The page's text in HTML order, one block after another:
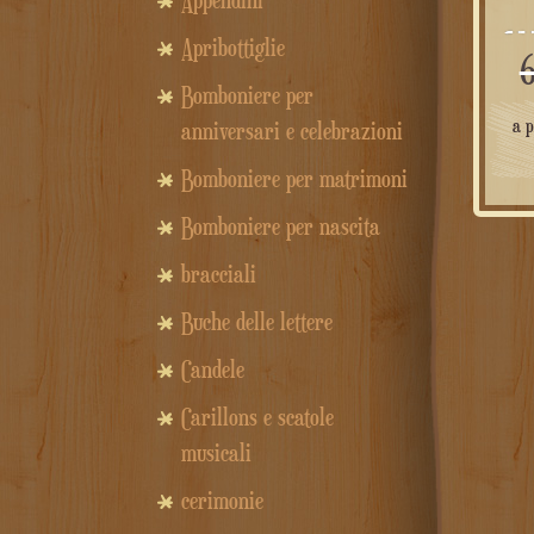
a
Apribottiglie
Bomboniere per
anniversari e celebrazioni
Bomboniere per matrimoni
Bomboniere per nascita
bracciali
Buche delle lettere
Candele
Carillons e scatole
musicali
cerimonie